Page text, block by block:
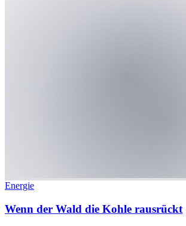
Energie
Wenn der Wald die Kohle rausrückt